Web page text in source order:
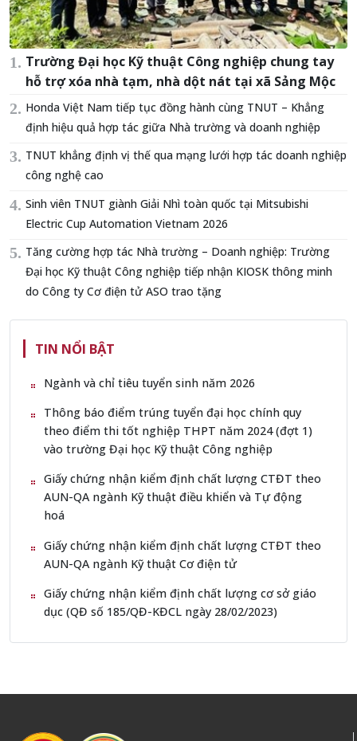
Trường Đại học Kỹ thuật Công nghiệp chung tay
hỗ trợ xóa nhà tạm, nhà dột nát tại xã Sảng Mộc
Honda Việt Nam tiếp tục đồng hành cùng TNUT – Khẳng
định hiệu quả hợp tác giữa Nhà trường và doanh nghiệp
TNUT khẳng định vị thế qua mạng lưới hợp tác doanh nghiệp
công nghệ cao
Sinh viên TNUT giành Giải Nhì toàn quốc tại Mitsubishi
Electric Cup Automation Vietnam 2026
Tăng cường hợp tác Nhà trường – Doanh nghiệp: Trường
Đại học Kỹ thuật Công nghiệp tiếp nhận KIOSK thông minh
do Công ty Cơ điện tử ASO trao tặng
TIN NỔI BẬT
Ngành và chỉ tiêu tuyển sinh năm 2026
Thông báo điểm trúng tuyển đại học chính quy
theo điểm thi tốt nghiệp THPT năm 2024 (đợt 1)
vào trường Đại học Kỹ thuật Công nghiệp
Giấy chứng nhận kiểm định chất lượng CTĐT theo
AUN-QA ngành Kỹ thuật điều khiển và Tự động
hoá
Giấy chứng nhận kiểm định chất lượng CTĐT theo
AUN-QA ngành Kỹ thuật Cơ điện tử
Giấy chứng nhận kiểm định chất lượng cơ sở giáo
dục (QĐ số 185/QĐ-KĐCL ngày 28/02/2023)